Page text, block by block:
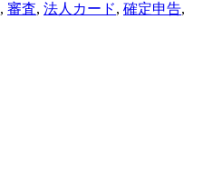
, 審査, 法人カード, 確定申告,